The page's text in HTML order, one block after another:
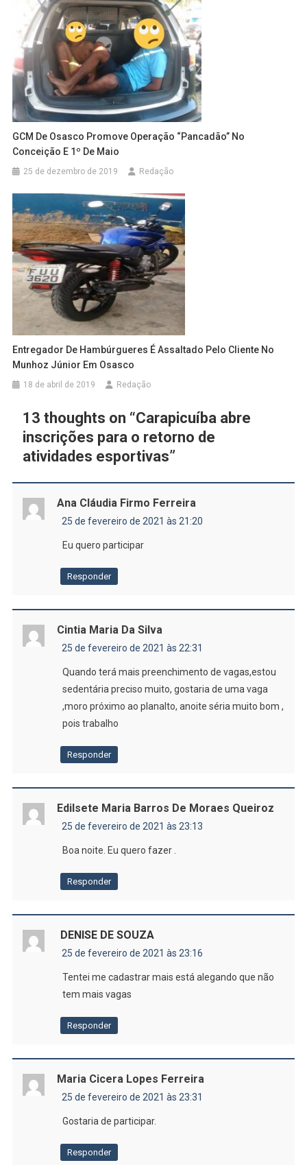
GCM De Osasco Promove Operação “Pancadão” No
Conceição E 1º De Maio
25 de dezembro de 2019 Redação
Entregador De Hambúrgueres É Assaltado Pelo Cliente No
Munhoz Júnior Em Osasco
18 de abril de 2019 Redação
13 thoughts on “Carapicuíba abre
inscrições para o retorno de
atividades esportivas”
Ana Cláudia Firmo Ferreira
25 de fevereiro de 2021 às 21:20
Eu quero participar
Responder
Cintia Maria Da Silva
25 de fevereiro de 2021 às 22:31
Quando terá mais preenchimento de vagas,estou
sedentária preciso muito, gostaria de uma vaga
,moro próximo ao planalto, anoite séria muito bom ,
pois trabalho
Responder
Edilsete Maria Barros De Moraes Queiroz
25 de fevereiro de 2021 às 23:13
Boa noite. Eu quero fazer .
Responder
DENISE DE SOUZA
25 de fevereiro de 2021 às 23:16
Tentei me cadastrar mais está alegando que não
tem mais vagas
Responder
Maria Cicera Lopes Ferreira
25 de fevereiro de 2021 às 23:31
Gostaria de participar.
Responder